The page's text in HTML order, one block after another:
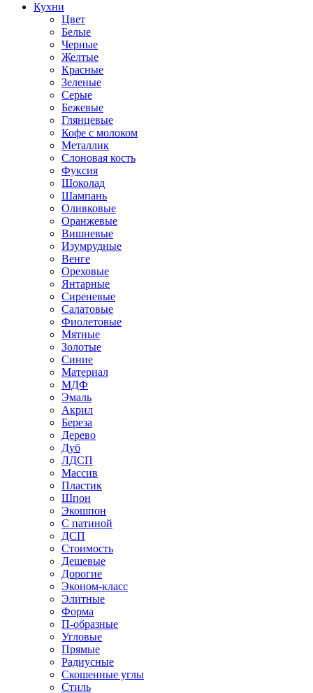
Кухни
Цвет
Белые
Черные
Желтые
Красные
Зеленые
Серые
Бежевые
Глянцевые
Кофе с молоком
Металлик
Слоновая кость
Фуксия
Шоколад
Шампань
Оливковые
Оранжевые
Вишневые
Изумрудные
Венге
Ореховые
Янтарные
Сиреневые
Салатовые
Фиолетовые
Мятные
Золотые
Синие
Материал
МДФ
Эмаль
Акрил
Береза
Дерево
Дуб
ЛДСП
Массив
Пластик
Шпон
Экошпон
С патиной
ДСП
Стоимость
Дешевые
Дорогие
Эконом-класс
Элитные
Форма
П-образные
Угловые
Прямые
Радиусные
Скошенные углы
Стиль